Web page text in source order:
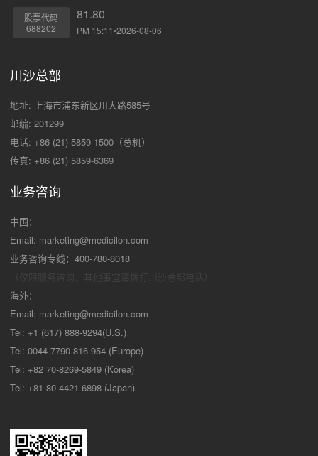
股票代码
688202
81.80
PM 15:11•2026-08-06
川沙总部
地址: 上海市浦东新区川大路585号
邮编: 201299
电话: +86 (21) 5859-1500（总机）
传真: +86 (21) 5859-6369
业务咨询
中国：
Email: marketing@medicilon.com
业务咨询专线：400-780-8018
海外：
Email: marketing@medicilon.com
Tel: +1 (617) 888-9294(U.S.)
Tel: 0044 7790 816 954 (Europe)
Tel: +82 70-8269-5849 (Korea)
Tel: +81 80-4421-6898 (Japan)